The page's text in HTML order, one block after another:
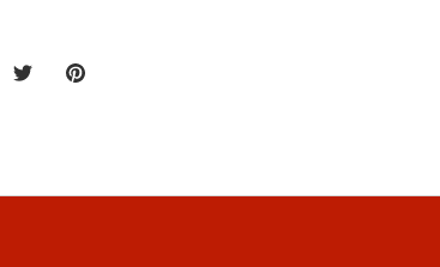
TuitearHacer